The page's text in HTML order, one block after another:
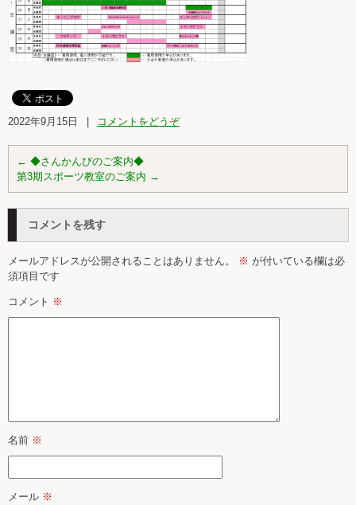
2022年9月15日 コメントをどうぞ
← ◆さんかんびのご案内◆
第3期スポーツ教室のご案内 →
コメントを残す
メールアドレスが公開されることはありません。 ※ が付いている欄は必
須項目です
コメント ※
名前 ※
メール ※